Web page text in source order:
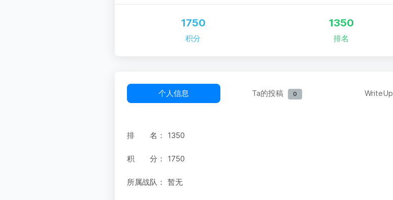
1750
积分
1350
排名
个人信息 Ta的投稿 0 WriteUp
排 名： 1350
积 分： 1750
所属战队： 暂无